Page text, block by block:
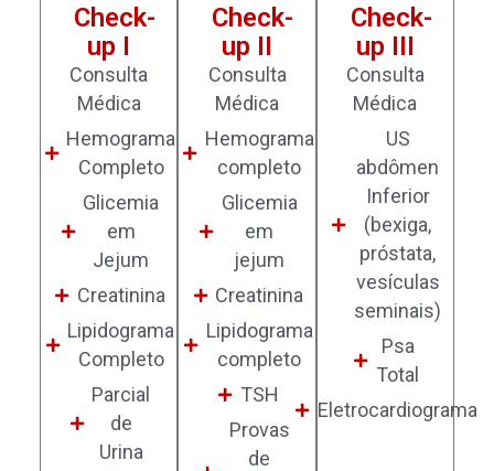
Check-
up I
Consulta
Médica
Hemograma
Completo
Glicemia
em
Jejum
Creatinina
Lipidograma
Completo
Parcial
de
Urina
Check-
up II
Consulta
Médica
Hemograma
completo
Glicemia
em
jejum
Creatinina
Lipidograma
completo
TSH
Provas
de
Check-
up III
Consulta
Médica
US
abdômen
Inferior
(bexiga,
próstata,
vesículas
seminais)
Psa
Total
Eletrocardiograma